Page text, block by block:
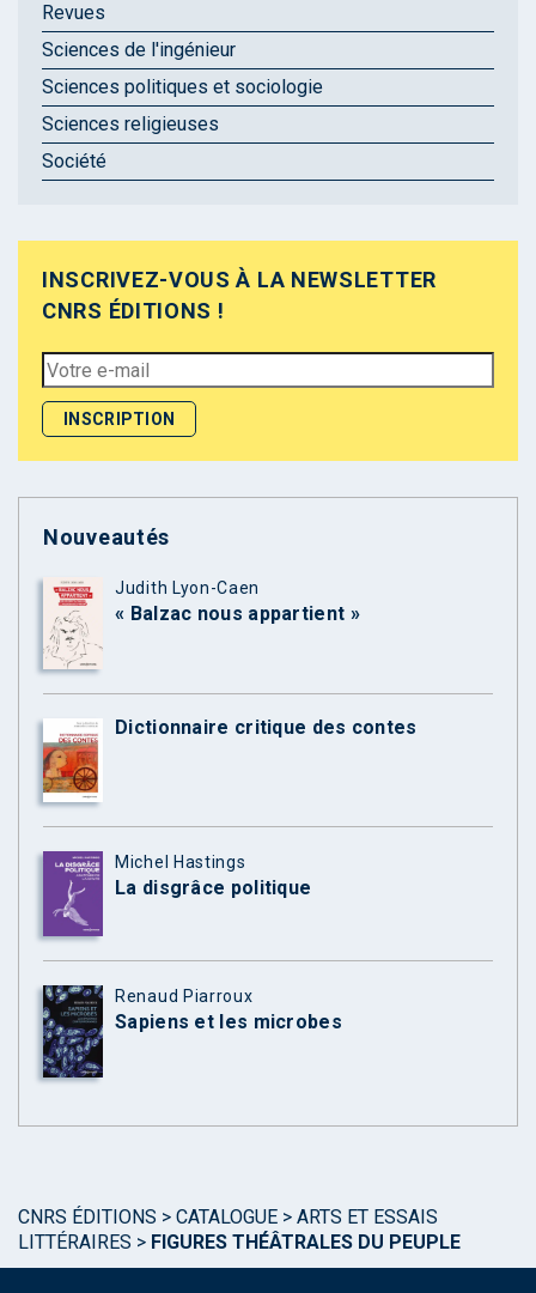
Revues
Sciences de l'ingénieur
Sciences politiques et sociologie
Sciences religieuses
Société
INSCRIVEZ-VOUS À LA NEWSLETTER
CNRS ÉDITIONS !
Nouveautés
Judith Lyon-Caen
« Balzac nous appartient »
Dictionnaire critique des contes
Michel Hastings
La disgrâce politique
Renaud Piarroux
Sapiens et les microbes
CNRS ÉDITIONS > CATALOGUE > ARTS ET ESSAIS
LITTÉRAIRES > FIGURES THÉÂTRALES DU PEUPLE